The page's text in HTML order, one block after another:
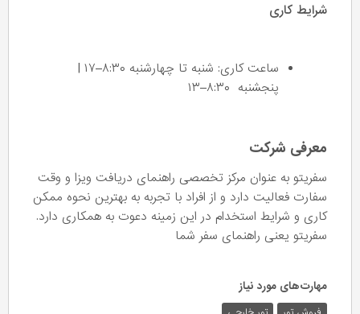
شرایط کاری
ساعت کاری: شنبه تا چهارشنبه ۸:۳۰–۱۷ |
پنجشنبه ۸:۳۰–۱۳
معرفی شرکت
سفریتو به عنوان مرکز تخصصی راهنمای دریافت ویزا و وقت
سفارت فعالیت دارد و از افراد با تجربه به بهترین نحوه ممکن
کاری و شرایط استخدام در این زمینه دعوت به همکاری دارد.
سفریتو یعنی راهنمای سفر شما
مهارت‌های مورد نیاز